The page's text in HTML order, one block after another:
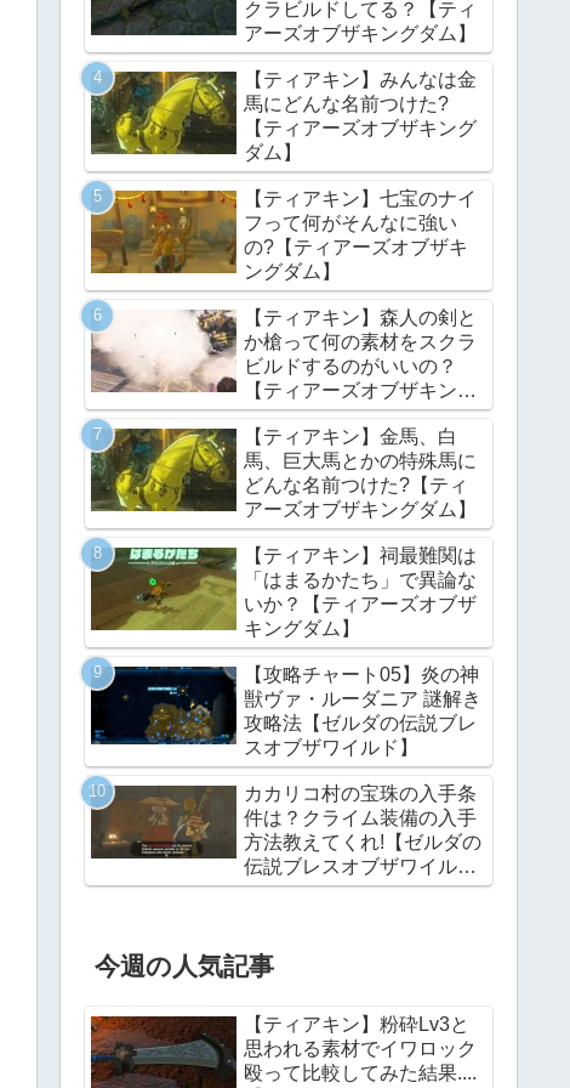
クラビルドしてる？【ティ
アーズオブザキングダム】
【ティアキン】みんなは金
馬にどんな名前つけた?
【ティアーズオブザキング
ダム】
【ティアキン】七宝のナイ
フって何がそんなに強い
の?【ティアーズオブザキ
ングダム】
【ティアキン】森人の剣と
か槍って何の素材をスクラ
ビルドするのがいいの？
【ティアーズオブザキング
ダム】
【ティアキン】金馬、白
馬、巨大馬とかの特殊馬に
どんな名前つけた?【ティ
アーズオブザキングダム】
【ティアキン】祠最難関は
「はまるかたち」で異論な
いか？【ティアーズオブザ
キングダム】
【攻略チャート05】炎の神
獣ヴァ・ルーダニア 謎解き
攻略法【ゼルダの伝説ブレ
スオブザワイルド】
カカリコ村の宝珠の入手条
件は？クライム装備の入手
方法教えてくれ!【ゼルダの
伝説ブレスオブザワイル
ド】
今週の人気記事
【ティアキン】粉砕Lv3と
思われる素材でイワロック
殴って比較してみた結果....